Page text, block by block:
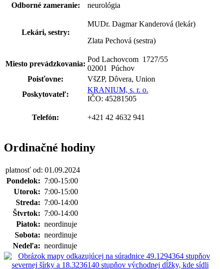
Odborné zameranie:
neurológia
Lekári, sestry:
MUDr. Dagmar Kanderová (lekár)
Zlata Pechová (sestra)
Miesto prevádzkovania:
Pod Lachovcom 1727/55
02001 Púchov
Poisťovne:
VšZP, Dôvera, Union
Poskytovateľ:
KRANIUM, s. r. o.
IČO: 45281505
Telefón: +421 42 4632 941
Ordinačné hodiny
platnosť od: 01.09.2024
Pondelok: 7:00-15:00
Utorok: 7:00-15:00
Streda: 7:00-14:00
Štvrtok: 7:00-14:00
Piatok: neordinuje
Sobota: neordinuje
Nedeľa: neordinuje